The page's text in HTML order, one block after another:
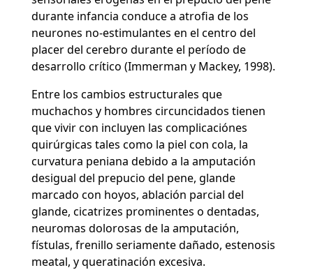
durante infancia conduce a atrofia de los
neurones no-estimulantes en el centro del
placer del cerebro durante el período de
desarrollo crítico (Immerman y Mackey, 1998).
Entre los cambios estructurales que
muchachos y hombres circuncidados tienen
que vivir con incluyen las complicaciónes
quirúrgicas tales como la piel con cola, la
curvatura peniana debido a la amputación
desigual del prepucio del pene, glande
marcado con hoyos, ablación parcial del
glande, cicatrizes prominentes o dentadas,
neuromas dolorosas de la amputación,
fístulas, frenillo seriamente dañado, estenosis
meatal, y queratinación excesiva.